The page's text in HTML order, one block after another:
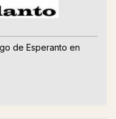
de Esperanto en